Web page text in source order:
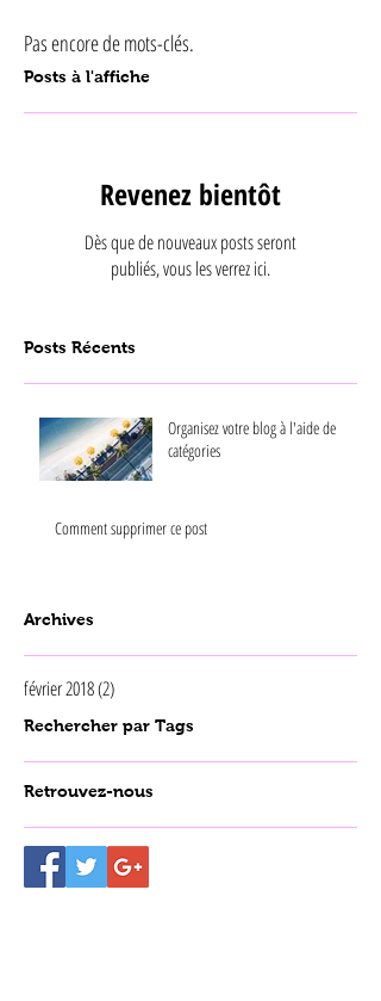
Pas encore de mots-clés.
Posts à l'affiche
Revenez bientôt
Dès que de nouveaux posts seront
publiés, vous les verrez ici.
Posts Récents
Organisez votre blog à l'aide de
catégories
Comment supprimer ce post
Archives
février 2018(2)
Rechercher par Tags
Retrouvez-nous